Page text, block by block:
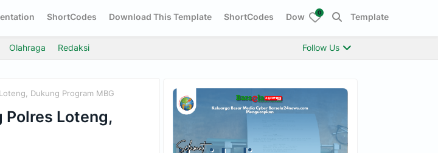
ShortCodes Download This Template ShortCodes Download This Template
0
Olahraga Redaksi Follow Us
Dukung Program MBG
Polres Loteng,